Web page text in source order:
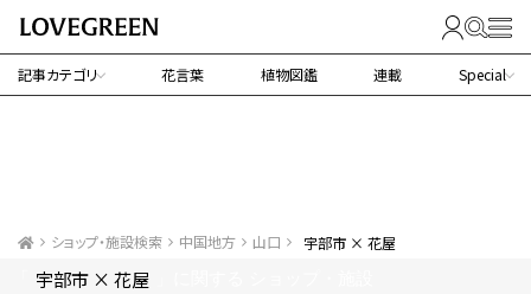
記事カテゴリ 花言葉 植物図鑑 連載 Special
ショップ・施設検索 中国地方 山口
宇部市 × 花屋
宇部市 × 花屋